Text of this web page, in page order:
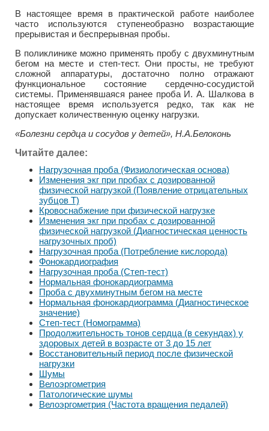
В настоящее время в практической работе наиболее
часто используются ступенеобразно возрастающие
прерывистая и беспрерывная пробы.
В поликлинике можно применять пробу с двухминутным
бегом на месте и степ-тест. Они просты, не требуют
сложной аппаратуры, достаточно полно отражают
функциональное состояние сердечно-сосудистой
системы. Применявшаяся ранее проба И. А. Шалкова в
настоящее время используется редко, так как не
допускает количественную оценку нагрузки.
«Болезни сердца и сосудов у детей», Н.А.Белоконь
Читайте далее:
Нагрузочная проба (Физиологическая основа)
Изменения экг при пробах с дозированной
физической нагрузкой (Появление отрицательных
зубцов Т)
Кровоснабжение при физической нагрузке
Изменения экг при пробах с дозированной
физической нагрузкой (Диагностическая ценность
нагрузочных проб)
Нагрузочная проба (Потребление кислорода)
Фонокардиография
Нагрузочная проба (Степ-тест)
Нормальная фонокардиограмма
Проба с двухминутным бегом на месте
Нормальная фонокардиограмма (Диагностическое
значение)
Степ-тест (Номограмма)
Продолжительность тонов сердца (в секундах) у
здоровых детей в возрасте от 3 до 15 лет
Восстановительный период после физической
нагрузки
Шумы
Велоэргометрия
Патологические шумы
Велоэргометрия (Частота вращения педалей)